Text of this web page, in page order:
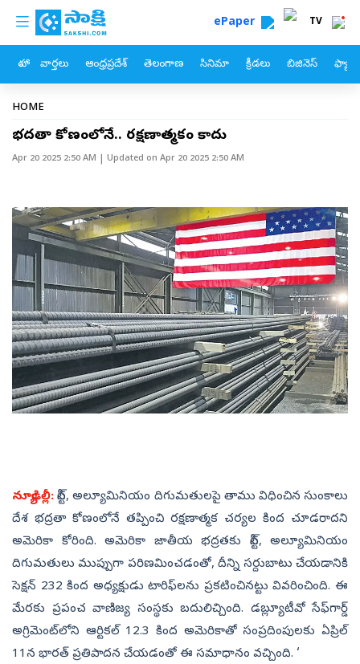
Skip to main content
custom menu ePaper TV
హోం వార్తలు ఆంధ్రప్రదేశ్ తెలంగాణ సినిమా క్రీడలు బిజినెస్
Breadcrumb
HOME
భద్రతా కోణంలోనే.. రక్షణాత్మకం కాదు
Apr 20 2025 2:50 AM | Updated on Apr 20 2025 2:50 AM
న్యూఢిల్లీ:స్టీల్, అల్యూమినియం దిగుమతులపై తాము విధించిన సుంకాలు
దేశ భద్రతా కోణంలోనే తప్పించి రక్షణాత్మక చర్యల కింద చూడరాదని
అమెరికా కోరింది. అమెరికా జాతీయ భద్రతకు స్టీల్, అల్యూమినియం
దిగుమతులు ముప్పుగా పరిణమించడంతో, దీన్ని సర్దుబాటు చేయడానికి
సెక్షన్‌ 232 కింద అధ్యక్షుడు టారిఫ్‌లను ప్రకటించినట్టు వివరించింది. ఈ
మేరకు ప్రపంచ వాణిజ్య సంస్థకు బదులిచ్చింది. డబ్ల్యూటీవో సేఫ్‌గార్డ్‌
అగ్రిమెంట్‌లోని ఆర్టికల్‌ 12.3 కింద అమెరికాతో సంప్రదింపులకు ఏప్రిల్‌
11న భారత్‌ ప్రతిపాదన చేయడంతో ఈ సమాధానం వచ్చింది. ‘